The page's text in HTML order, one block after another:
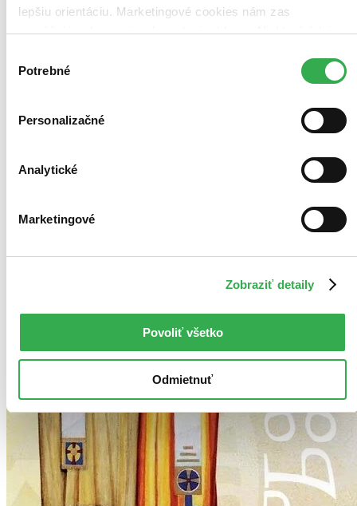
lepšiu orientáciu. Marketingové cookies nám zas
umožňujú zobrazenie relevantnej reklamy. Niektoré údaje
keby sme mohli používať všetky tieto cookies. Ďakujeme!
súhlasu
Potrebné
Personalizačné
Analytické
Marketingové
Zobraziť detaily
Povoliť všetko
Odmietnuť
Použité filtre
Zrušiť filtre